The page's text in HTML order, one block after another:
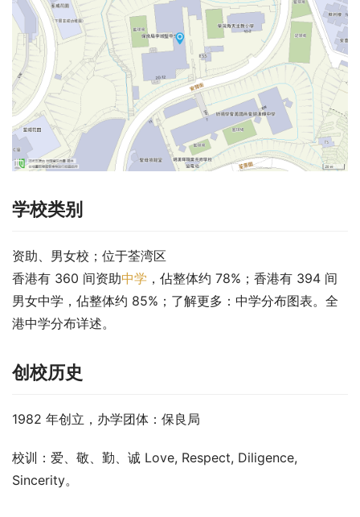
学校类别
资助、男女校；位于荃湾区
香港有 360 间资助中学 ，佔整体约 78%；香港有 394 间
男女中学，佔整体约 85%；了解更多：中学分布图表。全
港中学分布详述。
创校历史
1982 年创立，办学团体：保良局
校训：爱、敬、勤、诚 Love, Respect, Diligence,
Sincerity。